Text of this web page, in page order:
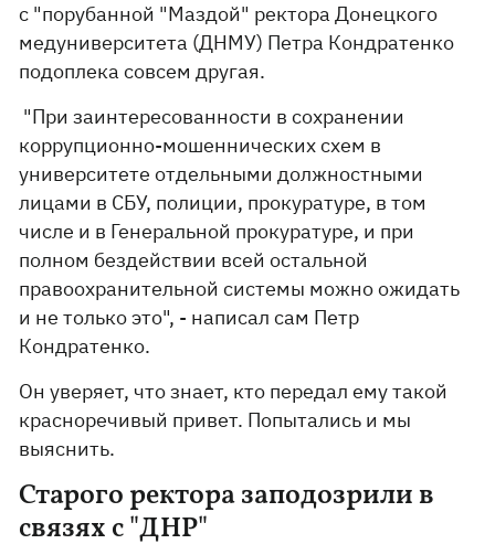
с "порубанной "Маздой" ректора Донецкого
медуниверситета (ДНМУ) Петра Кондратенко
подоплека совсем другая.
"При заинтересованности в сохранении
коррупционно-мошеннических схем в
университете отдельными должностными
лицами в СБУ, полиции, прокуратуре, в том
числе и в Генеральной прокуратуре, и при
полном бездействии всей остальной
правоохранительной системы можно ожидать
и не только это", - написал сам Петр
Кондратенко.
Он уверяет, что знает, кто передал ему такой
красноречивый привет. Попытались и мы
выяснить.
Старого ректора заподозрили в
связях с "ДНР"